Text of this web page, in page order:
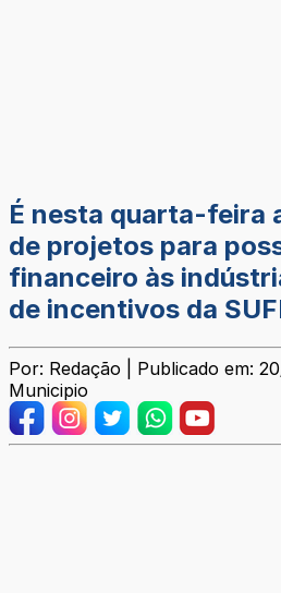
É nesta quarta-feira
de projetos para
financeiro às
de incentivos da
Por: Redação | Publicado em:
Municipio